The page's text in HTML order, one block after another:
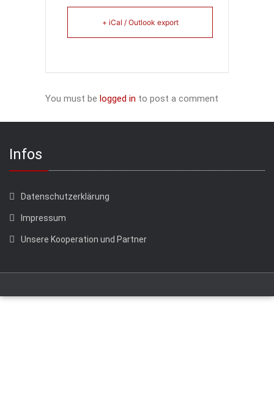
+ iCal / Outlook export
You must be logged in to post a comment
Infos
Datenschutzerklärung
Impressum
Unsere Kooperation und Partner